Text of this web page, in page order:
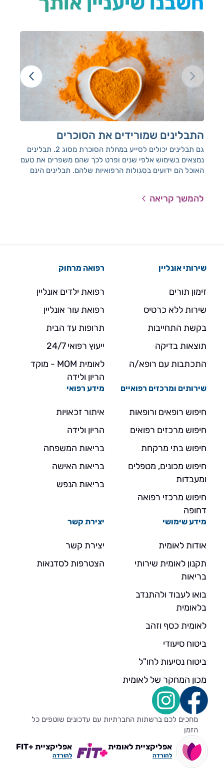
התבלינים שמורידים את הסוכרים
גם תבלינים יכולים לסייע במחלת הסוכרת מסוג 2. תבלינים
נמצאים בשימוש אלפי שנים ופרט לכך שהם משפרים את טעם
האוכל הם ידועים בסגולות הרפואיות שלהם. תבלינים הינם
להמשך קריאה
שירותי אונליין
זימון תורים
שירות ללא כרטיס
בקשת התחייבות
תוצאות בדיקה
התכתבות עם רופא/ה
רפואה מרחוק
רפואת ילדים אונליין
רפואת עור אונליין
תרופות עד הבית
ייעוץ רפואי 24/7
לאומית MOM - מוקד
הריון ולידה
שירותים ומרכזים רפואיים
חיפוש רופאים ורופאות
חיפוש מרכזים רפואים
חיפוש בתי מרקחת
חיפוש מכונים, מטפלים
ומעבדות
חיפוש מרכזי רפואה
דחופה
מידע רפואי
איתור זכאויות
הריון ולידה
בריאות המשפחה
בריאות האישה
בריאות הנפש
מידע שימושי
אודות לאומית
תקנון לאומית שירותי
בריאות
בואו לעבוד ולהתנדב
בלאומית
לאומית כסף וזהב
ביטוח סיעודי
ביטוח נסיעות לחו"ל
מכון המחקר של לאומית
יצירת קשר
יצירת קשר
הצטרפות לסדנאות
מחכים לכם ברשתות החברתיות עם עדכונים שוטפים כל
הזמן
אפליקציית לאומית
להורדה
אפליקציית +FIT
להורדה